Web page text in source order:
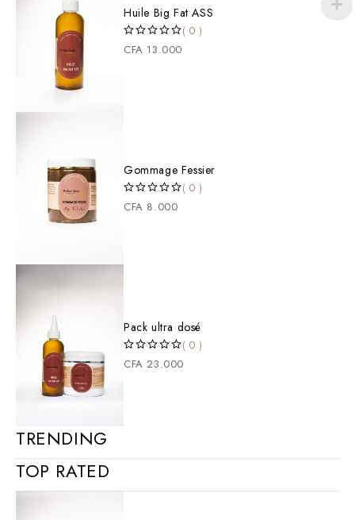
Huile Big Fat ASS
( 0 )
CFA 13.000
Gommage Fessier
( 0 )
CFA 8.000
Pack ultra dosé
( 0 )
CFA 23.000
TRENDING
TOP RATED